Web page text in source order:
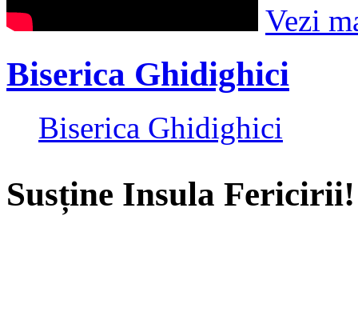
Vezi
Biserica Ghidighici
Biserica Ghidighici
Susține Insula Fericirii!